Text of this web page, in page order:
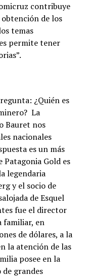
contribuye
de los
temas
permite tener
¿Quién es
La
Bauret nos
nacionales
es un más
Patagonia Gold es
legendaria
y el socio de
de Esquel
fue el director
familiar, en
de dólares, a la
la atención de las
posee en la
grandes